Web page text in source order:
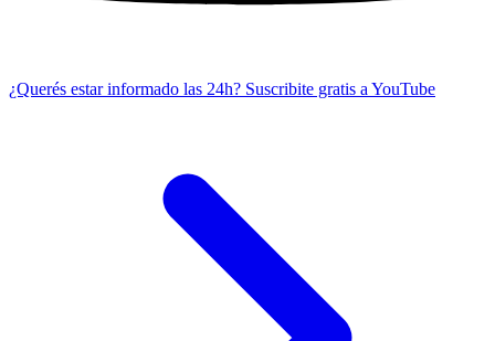
¿Querés estar informado las 24h? Suscribite gratis a YouTube